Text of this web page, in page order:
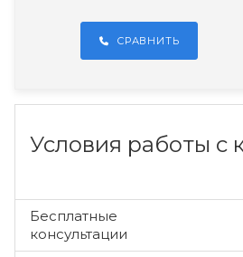
СРАВНИТЬ
Условия работы с
Бесплатные
консультации